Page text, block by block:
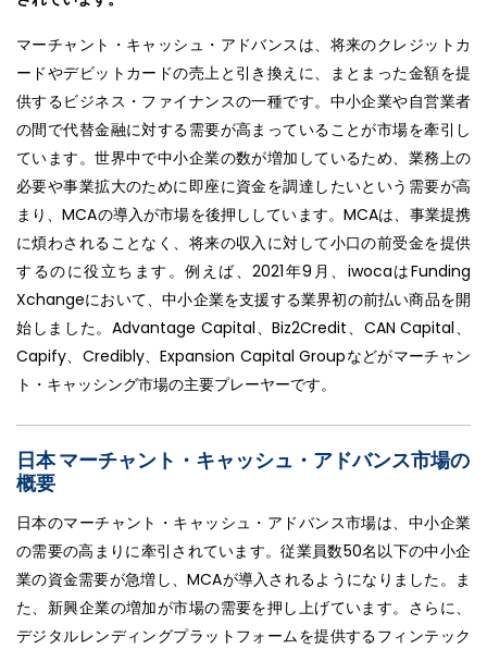
マーチャント・キャッシュ・アドバンスは、将来のクレジットカ
ードやデビットカードの売上と引き換えに、まとまった金額を提
供するビジネス・ファイナンスの一種です。中小企業や自営業者
の間で代替金融に対する需要が高まっていることが市場を牽引し
ています。世界中で中小企業の数が増加しているため、業務上の
必要や事業拡大のために即座に資金を調達したいという需要が高
まり、MCAの導入が市場を後押ししています。MCAは、事業提携
に煩わされることなく、将来の収入に対して小口の前受金を提供
するのに役立ちます。例えば、2021年9月、iwocaはFunding
Xchangeにおいて、中小企業を支援する業界初の前払い商品を開
始しました。Advantage Capital、Biz2Credit、CAN Capital、
Capify、Credibly、Expansion Capital Groupなどがマーチャン
ト・キャッシング市場の主要プレーヤーです。
日本 マーチャント・キャッシュ・アドバンス市場の
概要
日本のマーチャント・キャッシュ・アドバンス市場は、中小企業
の需要の高まりに牽引されています。従業員数50名以下の中小企
業の資金需要が急増し、MCAが導入されるようになりました。ま
た、新興企業の増加が市場の需要を押し上げています。さらに、
デジタルレンディングプラットフォームを提供するフィンテック